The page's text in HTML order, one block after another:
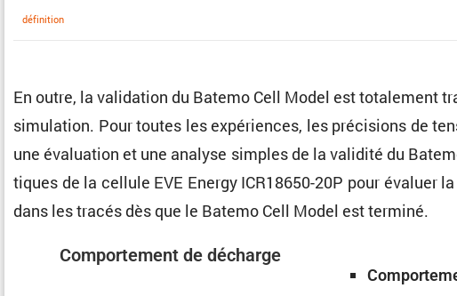
défini­tion
En outre, la valida­tion du Batemo Cell Model est totale­ment
simula­tion. Pour toutes les expériences, les préci­sions de
une évalua­tion et une analyse simples de la validité du
tiques de la cellule EVE Energy ICR18650-20P pour
dans les tracés dès que le Batemo Cell Model est terminé.
Compor­te­ment de décharge